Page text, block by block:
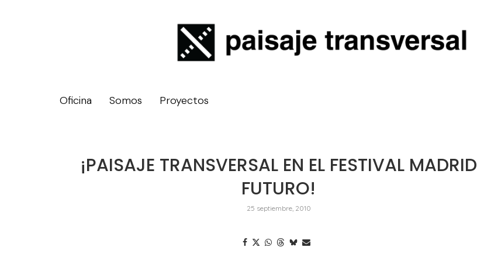
Oficina Somos Proyectos
¡PAISAJE TRANSVERSAL EN EL FESTIVAL MADRID
FUTURO!
25 septiembre, 2010